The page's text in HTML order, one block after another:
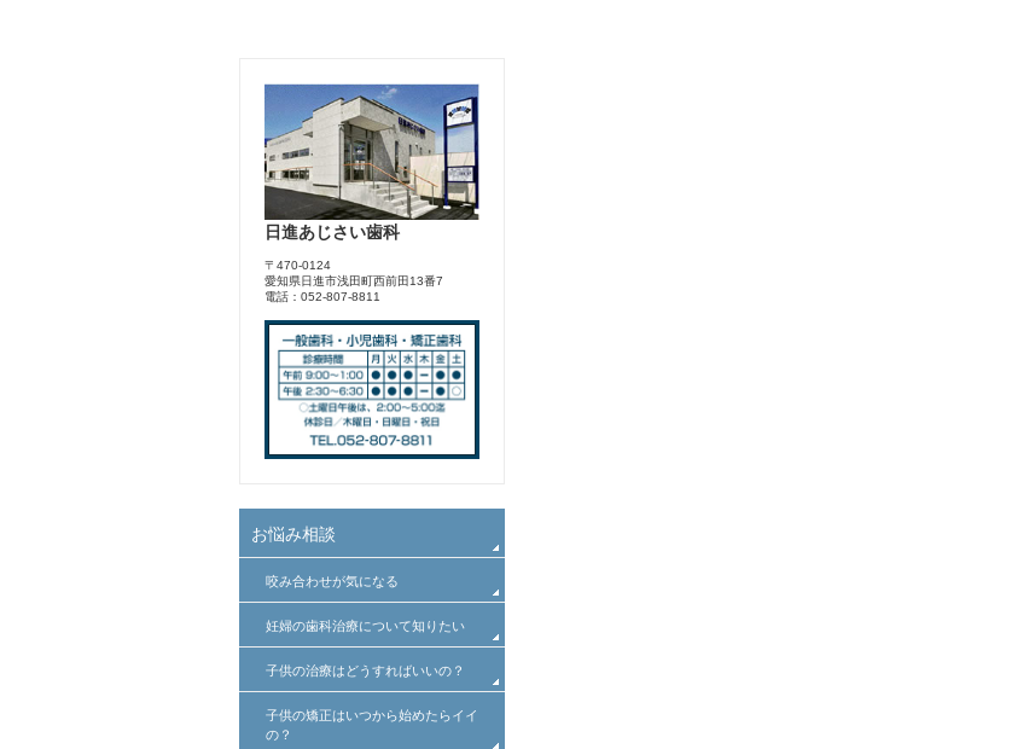
日進あじさい歯科
〒470-0124
愛知県日進市浅田町西前田13番7
電話：052-807-8811
お悩み相談
咬み合わせが気になる
妊婦の歯科治療について知りたい
子供の治療はどうすればいいの？
子供の矯正はいつから始めたらイイ
の？